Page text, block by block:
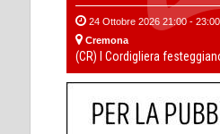
24 Ottobre 2026 21:00 - 23:00
Cremona
(CR) I Cordigliera